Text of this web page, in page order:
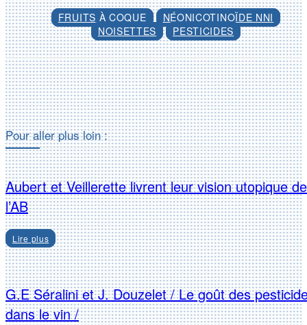
FRUITS À COQUE
NÉONICOTINOÏDE NNI
NOISETTES
PESTICIDES
Facebook X
Pour aller plus loin :
Aubert et Veillerette livrent leur vision utopique de
l’AB
Lire plus
G.E Séralini et J. Douzelet / Le goût des
dans le vin /